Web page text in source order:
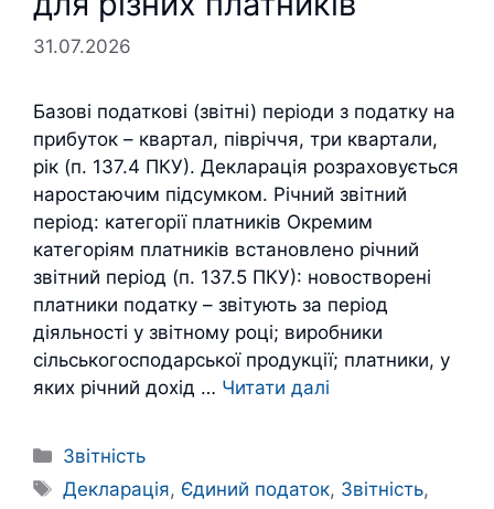
31.07.2026
Базові податкові (звітні) періоди з податку на
прибуток – квартал, півріччя, три квартали,
рік (п. 137.4 ПКУ). Декларація розраховується
наростаючим підсумком. Річний звітний
період: категорії платників Окремим
категоріям платників встановлено річний
звітний період (п. 137.5 ПКУ): новостворені
платники податку – звітують за період
діяльності у звітному році; виробники
сільськогосподарської продукції; платники, у
яких річний дохід … Читати далі
Категорії
Звітність
Позначки
Декларація, Єдиний податок, Звітність,